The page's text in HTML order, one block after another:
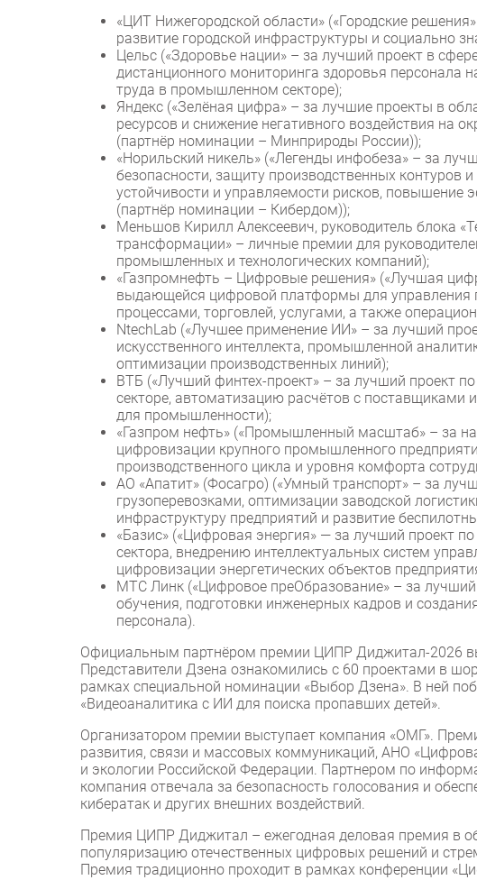
«ЦИТ Нижегородской области» («Городские
развитие городской инфраструктуры и социально
Цельс («Здоровье нации» – за лучший проект в
дистанционного мониторинга здоровья персонала
труда в промышленном секторе);
Яндекс («Зелёная цифра» – за лучшие проекты в
ресурсов и снижение негативного воздействия
(партнёр номинации – Минприроды России));
«Норильский никель» («Легенды инфобеза» – за
безопасности, защиту производственных контуров
устойчивости и управляемости рисков, повышение
(партнёр номинации – Кибердом));
Меньшов Кирилл Алексеевич, руководитель блока
трансформации» – личные премии для
промышленных и технологических компаний);
«Газпромнефть – Цифровые решения» («Лучшая
выдающейся цифровой платформы для
процессами, торговлей, услугами, а также
NtechLab («Лучшее применение ИИ» – за лучший
искусственного интеллекта, промышленной
оптимизации производственных линий);
ВТБ («Лучший финтех-проект» – за лучший проект
секторе, автоматизацию расчётов с
для промышленности);
«Газпром нефть» («Промышленный масштаб» – за
цифровизации крупного промышленного
производственного цикла и уровня комфорта
АО «Апатит» (Фосагро) («Умный транспорт» – за
грузоперевозками, оптимизации заводской
инфраструктуру предприятий и развитие
«Базис» («Цифровая энергия» — за лучший проект
сектора, внедрению интеллектуальных систем
цифровизации энергетических объектов
МТС Линк («Цифровое преОбразование» – за
обучения, подготовки инженерных кадров и
персонала).
Официальным партнёром премии ЦИПР Диджитал-2026
Представители Дзена ознакомились с 60 проектами в
рамках специальной номинации «Выбор Дзена». В ней
«Видеоаналитика с ИИ для поиска пропавших детей».
Организатором премии выступает компания «ОМГ».
развития, связи и массовых коммуникаций, АНО
и экологии Российской Федерации. Партнером по
компания отвечала за безопасность голосования и
кибератак и других внешних воздействий.
Премия ЦИПР Диджитал – ежегодная деловая премия в
популяризацию отечественных цифровых решений и
Премия традиционно проходит в рамках конференции